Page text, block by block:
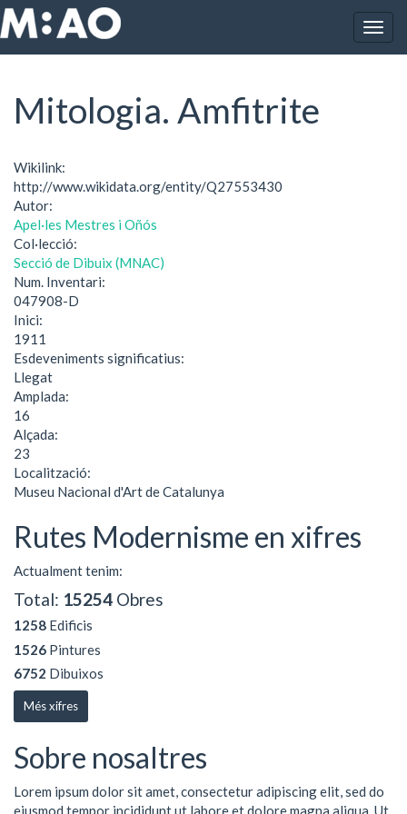
Vés al contingut
Inici Mitologia. Amfitrite
Mitologia. Amfitrite
Wikilink:
http://www.wikidata.org/entity/Q27553430
Autor:
Apel·les Mestres i Oñós
Col·lecció:
Secció de Dibuix (MNAC)
Num. Inventari:
047908-D
Inici:
1911
Esdeveniments significatius:
Llegat
Amplada:
16
Alçada:
23
Localització:
Museu Nacional d'Art de Catalunya
Rutes Modernisme en xifres
Actualment tenim:
Total: 15254 Obres
1258 Edificis
1526 Pintures
6752 Dibuixos
Més xifres
Sobre nosaltres
Lorem ipsum dolor sit amet, consectetur adipiscing elit, sed do
eiusmod tempor incididunt ut labore et dolore magna aliqua. Ut